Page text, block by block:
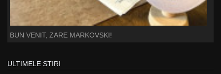
BUN VENIT, ZARE MARKOVSKI!
ULTIMELE STIRI